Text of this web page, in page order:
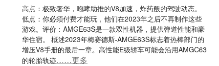
高点：极致奢华，咆哮助推的V8加速，炸药般的驾驶动态。
低点：你必须付费才能玩，他们在2023年之后不再制作这些
游戏。评价：AMGE63S是一款双性机器，提供弹道性能和豪
华住宿。 概述2023年梅赛德斯-AMGE63S标志着热棒部门的
增压V8手册的最后一章。高性能E级轿车可能会沿用AMGC63
的轮胎轨迹……更多